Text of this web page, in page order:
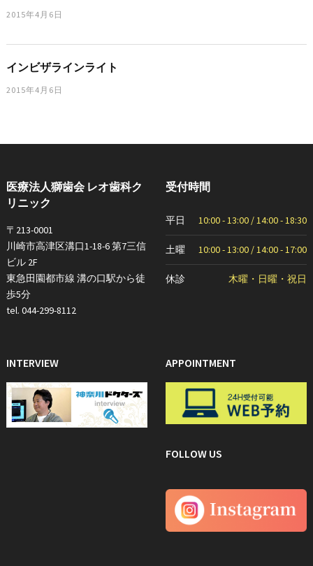
2015年4月6日
インビザラインライト
2015年4月6日
医療法人獅歯会 レオ歯科ク
リニック
〒213-0001
川崎市高津区溝口1-18-6 第7三信
ビル 2F
東急田園都市線 溝の口駅から徒
歩5分
tel. 044-299-8112
受付時間
平日 10:00 - 13:00 / 14:00 - 18:30
土曜 10:00 - 13:00 / 14:00 - 17:00
休診 木曜・日曜・祝日
INTERVIEW APPOINTMENT
FOLLOW US